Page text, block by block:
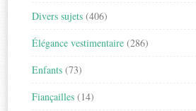
Divers sujets (406)
Élégance vestimentaire (286)
Enfants (73)
Fiançailles (14)